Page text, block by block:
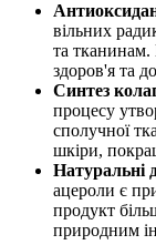
вільних
та тканинам.
здоров'я та
Синтез
процесу
сполучної
шкіри,
Натуральні
ацероли є
продукт
природним